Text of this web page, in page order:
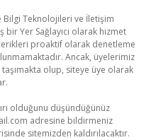
Bilgi Teknolojileri ve İletişim
bir Yer Sağlayıcı olarak hizmet
proaktif olarak denetleme
Ancak, üyelerimiz
olup, siteye üye olarak
olduğunu düşündüğünüz
adresine bildirmeniz
sitemizden kaldırılacaktır.